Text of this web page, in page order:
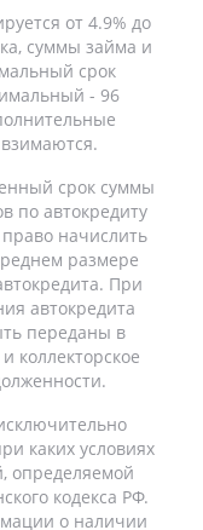
от 4.9% до
суммы займа и
срок
- 96
срок суммы
по автокредиту
начислить
размере
При
автокредита
переданы в
коллекторское
каких условиях
определяемой
кодекса РФ.
о наличии